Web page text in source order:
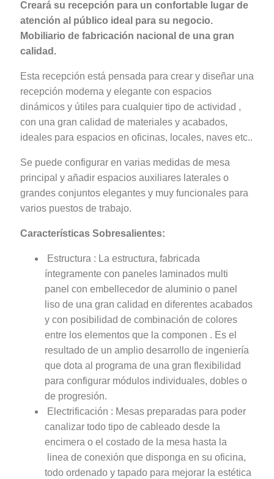
Creará su recepción para un confortable lugar de
atención al público ideal para su negocio.
Mobiliario de fabricación nacional de una gran
calidad.
Esta recepción está pensada para crear y diseñar una
recepción moderna y elegante con espacios
dinámicos y útiles para cualquier tipo de actividad ,
con una gran calidad de materiales y acabados,
ideales para espacios en oficinas, locales, naves etc..
Se puede configurar en varias medidas de mesa
principal y añadir espacios auxiliares laterales o
grandes conjuntos elegantes y muy funcionales para
varios puestos de trabajo.
Características Sobresalientes:
Estructura : La estructura, fabricada
íntegramente con paneles laminados multi
panel con embellecedor de aluminio o panel
liso de una gran calidad en diferentes acabados
y con posibilidad de combinación de colores
entre los elementos que la componen . Es el
resultado de un amplio desarrollo de ingeniería
que dota al programa de una gran flexibilidad
para configurar módulos individuales, dobles o
de progresión.
Electrificación : Mesas preparadas para poder
canalizar todo tipo de cableado desde la
encimera o el costado de la mesa hasta la
linea de conexión que disponga en su oficina,
todo ordenado y tapado para mejorar la estética